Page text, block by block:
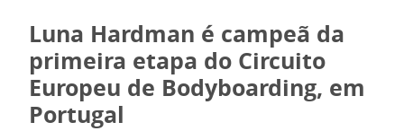
Luna Hardman é campeã da
primeira etapa do Circuito
Europeu de Bodyboarding, em
Portugal